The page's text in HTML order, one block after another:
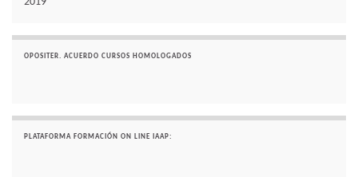
OPOSITER. ACUERDO CURSOS HOMOLOGADOS
PLATAFORMA FORMACIÓN ON LINE IAAP: